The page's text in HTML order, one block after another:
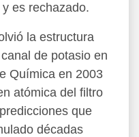
es rechazado.
la estructura
de potasio en
Química en 2003
atómica del filtro
que
décadas